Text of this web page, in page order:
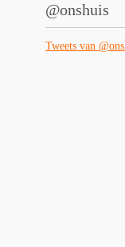
@onshuis
Tweets van